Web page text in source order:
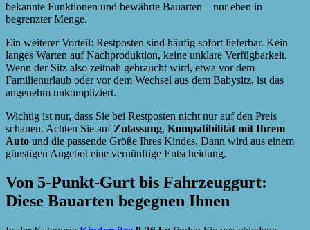
bekannte Funktionen und bewährte Bauarten – nur eben in
begrenzter Menge.
Ein weiterer Vorteil: Restposten sind häufig sofort lieferbar. Kein
langes Warten auf Nachproduktion, keine unklare Verfügbarkeit.
Wenn der Sitz also zeitnah gebraucht wird, etwa vor dem
Familienurlaub oder vor dem Wechsel aus dem Babysitz, ist das
angenehm unkompliziert.
Wichtig ist nur, dass Sie bei Restposten nicht nur auf den Preis
schauen. Achten Sie auf Zulassung, Kompatibilität mit Ihrem
Auto und die passende Größe Ihres Kindes. Dann wird aus einem
günstigen Angebot eine vernünftige Entscheidung.
Von 5-Punkt-Gurt bis Fahrzeuggurt:
Diese Bauarten begegnen Ihnen